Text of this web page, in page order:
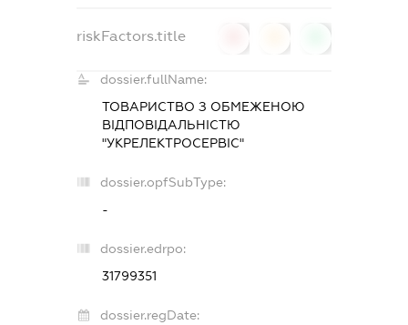
riskFactors.title
dossier.fullName:
ТОВАРИСТВО З ОБМЕЖЕНОЮ
ВІДПОВІДАЛЬНІСТЮ
"УКРЕЛЕКТРОСЕРВІС"
dossier.opfSubType:
-
dossier.edrpo:
31799351
dossier.regDate: